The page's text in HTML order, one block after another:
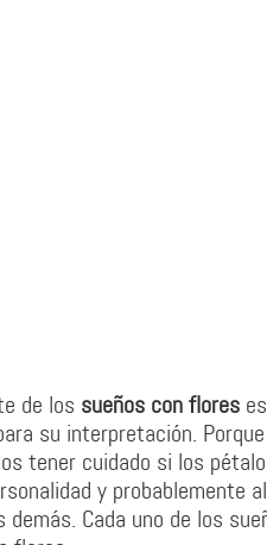
de los sueños con flores
su interpretación.
tener cuidado si los
y probablemente
Cada uno de los